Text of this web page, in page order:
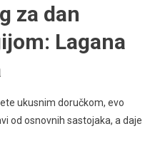
za dan
Lagana
ukusnim doručkom, evo
od osnovnih sastojaka, a daje